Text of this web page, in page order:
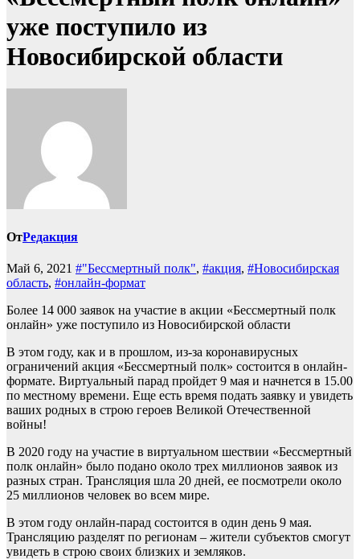
уже поступило из
Новосибирской области
ОтРедакция
Май 6, 2021 #"Бессмертный полк", #акция, #Новосибирская
область, #онлайн-формат
Более 14 000 заявок на участие в акции «Бессмертный полк
онлайн» уже поступило из Новосибирской области
В этом году, как и в прошлом, из-за коронавирусных
ограничений акция «Бессмертный полк» состоится в онлайн-
формате. Виртуальный парад пройдет 9 мая и начнется в 15.00
по местному времени. Еще есть время подать заявку и увидеть
ваших родных в строю героев Великой Отечественной
войны!
В 2020 году на участие в виртуальном шествии «Бессмертный
полк онлайн» было подано около трех миллионов заявок из
разных стран. Трансляция шла 20 дней, ее посмотрели около
25 миллионов человек во всем мире.
В этом году онлайн-парад состоится в один день 9 мая.
Трансляцию разделят по регионам – жители субъектов смогут
увидеть в строю своих близких и земляков.